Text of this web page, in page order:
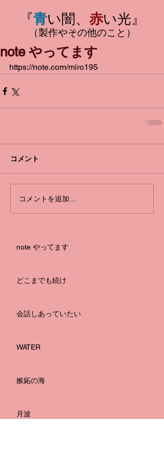
『青い闇、 赤い光』
（製作やその他のこと）
note やってます
https://note.com/miro195
コメント
コメントを追加…
note やってます
どこまでも続け
会話しあっていたい
WATER
嫉妬の海
月波